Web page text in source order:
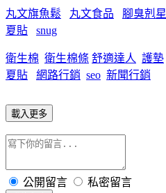
丸文旗魚鬆 丸文食品 腳臭剋星
夏貼
snug
衛生棉 衛生棉條 舒適達人 護墊
夏貼
網路行銷 seo 新聞行銷
載入更多
公開留言 私密留言